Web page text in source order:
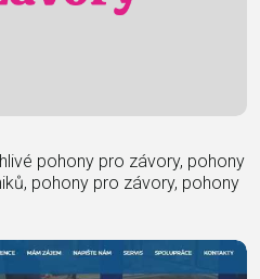
pohony pro závory, pohony
pohony pro závory, pohony